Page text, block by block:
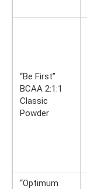
“Be First”
BCAA 2:1:1
Classic
Powder
“Optimum